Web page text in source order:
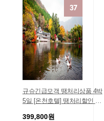
규슈긴급모객 땡처리상품 4박
5일 [온천호텔] 땡처리할인 해
399,800원